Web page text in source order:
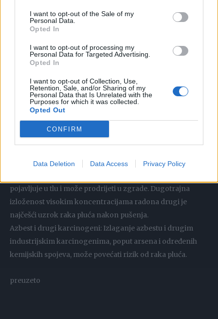
I want to opt-out of the Sale of my
Personal Data.
Opted In
I want to opt-out of processing my
Personal Data for Targeted Advertising.
Opted In
I want to opt-out of Collection, Use,
Retention, Sale, and/or Sharing of my
Personal Data that Is Unrelated with the
Purposes for which it was collected.
Opted Out
CONFIRM
Data Deletion Data Access Privacy Policy
Pušenje: Pušenje je najvažniji uzrok raka pluća, što čini
oko 85% slučajeva. Otrovne tvari sadržane u duhanskom
dimu oštećuju stanice u plućima i mogu dovesti do njihove
maligne promjene.
zraku, uključujući pasivno pušenje i industrijske pare,
može povećati rizik od raka pluća. Fine čestice i kemikalije
u zraku mogu uzrokovati upalu i oštećenje stanica pluća.
Genetski čimbenici: Genetska predispozicija može igrati
ulogu u razvoju raka pluća, osobito kod osoba koje nikada
osjetljivost na bolest.
pojavljuje u tlu i može prodrijeti u zgrade. Dugotrajna
izloženost visokim koncentracijama radona drugi je
najčešći uzrok raka pluća nakon pušenja.
Azbest i drugi karcinogeni: Izlaganje azbestu i drugim
industrijskim karcinogenima, poput arsena i određenih
kemijskih spojeva, može povećati rizik od raka pluća.
preuzeto